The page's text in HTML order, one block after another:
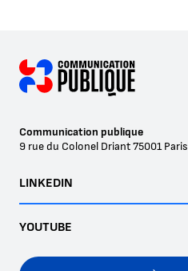
Communication publique
9 rue du Colonel Driant75001 Paris
LINKEDIN
YOUTUBE